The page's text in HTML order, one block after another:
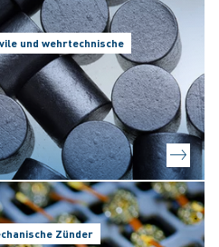
und wehrtechnische
Zünder